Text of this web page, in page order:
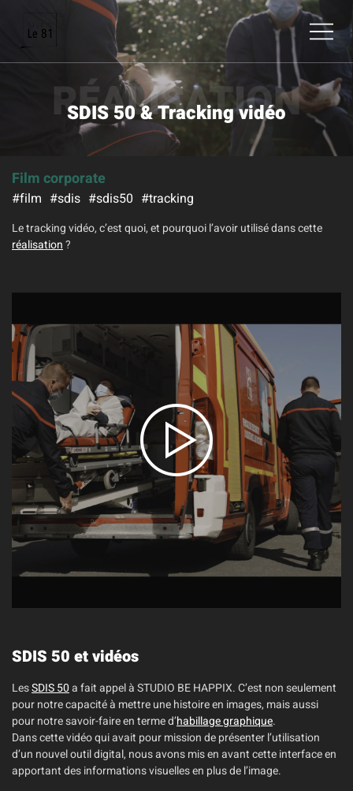
RÉALISATION
SDIS 50 & Tracking vidéo
Film corporate
#film #sdis #sdis50 #tracking
Le tracking vidéo, c’est quoi, et pourquoi l’avoir utilisé dans cette
réalisation?
SDIS 50 et vidéos
LesSDIS 50a fait appel à STUDIO BE HAPPIX. C’est non seulement
pour notre capacité à mettre une histoire en images, mais aussi
pour notre savoir-faire en terme d’habillage graphique.
Dans cette vidéo qui avait pour mission de présenter l’utilisation
d’un nouvel outil digital, nous avons mis en avant cette interface en
apportant des informations visuelles en plus de l’image.